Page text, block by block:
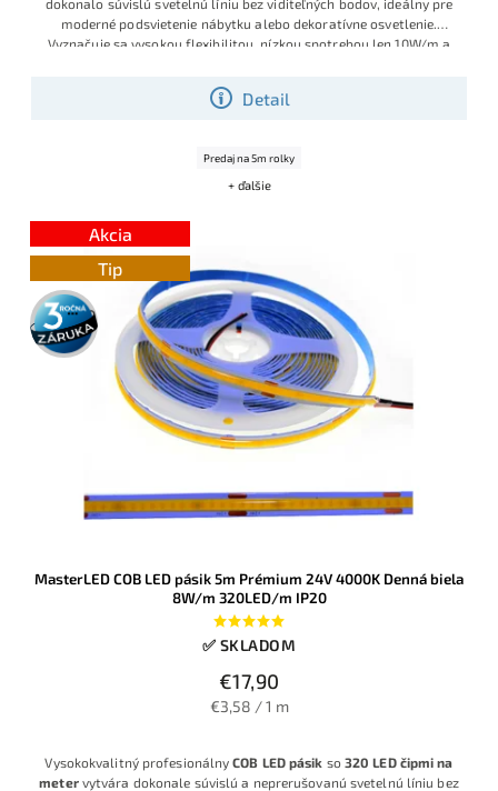
Detail
dokonalo súvislú svetelnú líniu bez viditeľných bodov, ideálny pre
moderné podsvietenie nábytku alebo dekoratívne osvetlenie.
Vyznačuje sa vysokou flexibilitou, nízkou spotrebou len 10W/m a
inštalácia vďaka samolepiacej 3M páske a možnosť doplnenia o
prémiové príslušenstvo.
Predaj na 5m rolky
+ ďalšie
Akcia
Tip
3 roky
záruka
MasterLED COB LED pásik 5m Prémium 24V 4000K Denná biela
8W/m 320LED/m IP20
✅ SKLADOM
€17,90
€3,58 / 1 m
Vysokokvalitný profesionálnyCOB LED pásik so 320 LED čipmi na
metervytvára dokonale súvislú a neprerušovanú svetelnú líniu bez